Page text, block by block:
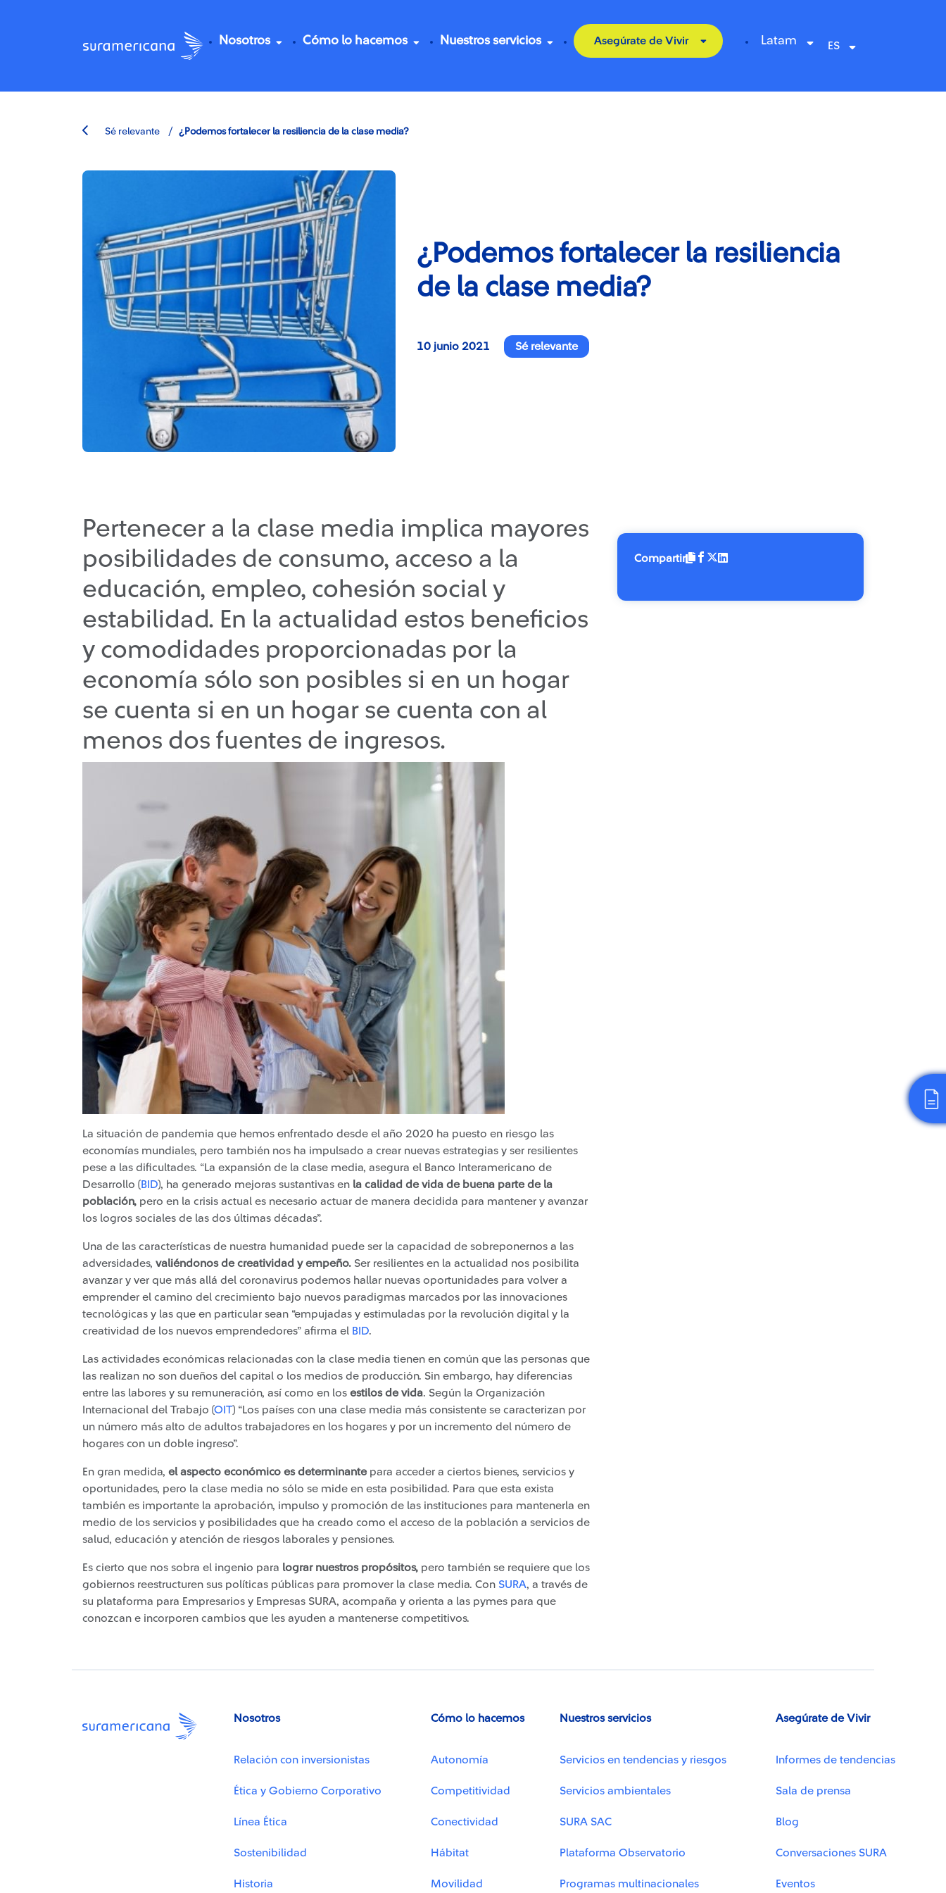
Nosotros Cómo lo hacemos Nuestros servicios Asegúrate de Vivir Latam
Sé relevante / ¿Podemos fortalecer la resiliencia de la clase media?
¿Podemos fortalecer la resiliencia
de la clase media?
10 junio 2021 Sé relevante
Pertenecer a la clase media implica mayores
posibilidades de consumo, acceso a la
educación, empleo, cohesión social y
estabilidad. En la actualidad estos beneficios
y comodidades proporcionadas por la
economía sólo son posibles si en un hogar
se cuenta si en un hogar se cuenta con al
menos dos fuentes de ingresos.
La situación de pandemia que hemos enfrentado desde el año 2020 ha puesto en riesgo las
economías mundiales, pero también nos ha impulsado a crear nuevas estrategias y ser resilientes
pese a las dificultades. “La expansión de la clase media, asegura el Banco Interamericano de
Desarrollo (BID), ha generado mejoras sustantivas en la calidad de vida de buena parte de la
población, pero en la crisis actual es necesario actuar de manera decidida para mantener y avanzar
los logros sociales de las dos últimas décadas”.
Una de las características de nuestra humanidad puede ser la capacidad de sobreponernos a las
adversidades, valiéndonos de creatividad y empeño. Ser resilientes en la actualidad nos posibilita
avanzar y ver que más allá del coronavirus podemos hallar nuevas oportunidades para volver a
emprender el camino del crecimiento bajo nuevos paradigmas marcados por las innovaciones
tecnológicas y las que en particular sean “empujadas y estimuladas por la revolución digital y la
creatividad de los nuevos emprendedores” afirma el BID.
Las actividades económicas relacionadas con la clase media tienen en común que las personas que
las realizan no son dueños del capital o los medios de producción. Sin embargo, hay diferencias
entre las labores y su remuneración, así como en los estilos de vida. Según la Organización
Internacional del Trabajo (OIT) “Los países con una clase media más consistente se caracterizan por
un número más alto de adultos trabajadores en los hogares y por un incremento del número de
hogares con un doble ingreso”.
En gran medida, el aspecto económico es determinantepara acceder a ciertos bienes, servicios y
oportunidades, pero la clase media no sólo se mide en esta posibilidad. Para que esta exista
también es importante la aprobación, impulso y promoción de las instituciones para mantenerla en
medio de los servicios y posibilidades que ha creado como el acceso de la población a servicios de
salud, educación y atención de riesgos laborales y pensiones.
Es cierto que nos sobra el ingenio para lograr nuestros propósitos, pero también se requiere que los
gobiernos reestructuren sus políticas públicas para promover la clase media. Con SURA, a través de
su plataforma para Empresarios y Empresas SURA, acompaña y orienta a las pymes para que
conozcan e incorporen cambios que les ayuden a mantenerse competitivos.
Compartir
Nosotros
Relación con inversionistas
Ética y Gobierno Corporativo
Línea Ética
Sostenibilidad
Historia
Cómo lo hacemos
Autonomía
Competitividad
Conectividad
Hábitat
Movilidad
Nuestros servicios
Servicios en tendencias y riesgos
Servicios ambientales
SURA SAC
Plataforma Observatorio
Programas multinacionales
Asegúrate de Vivir
Informes de tendencias
Sala de prensa
Blog
Conversaciones SURA
Eventos